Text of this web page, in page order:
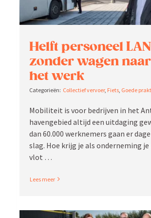
Helft personeel
zonder wagen naar
het werk
Collectief vervoer, Fiets, Goede
Mobiliteit is voor bedrijven in het
haven­gebied altijd een uitdaging
dan 60.000 werknemers gaan er
slag. Hoe krijg je als onder­neming
vlot …
Read More